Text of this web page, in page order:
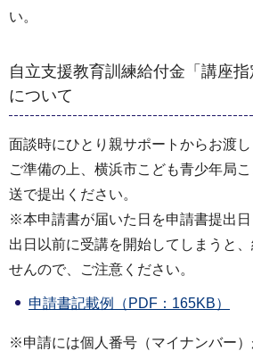
い。
自立支援教育訓練給付金「講座
について
面談時にひとり親サポートからお渡
ご準備の上、横浜市こども青少年局
送で提出ください。
※本申請書が届いた日を申請書提出
出日以前に受講を開始してしまうと
せんので、ご注意ください。
申請書記載例（PDF：165KB）
※申請には個人番号（マイナンバー）